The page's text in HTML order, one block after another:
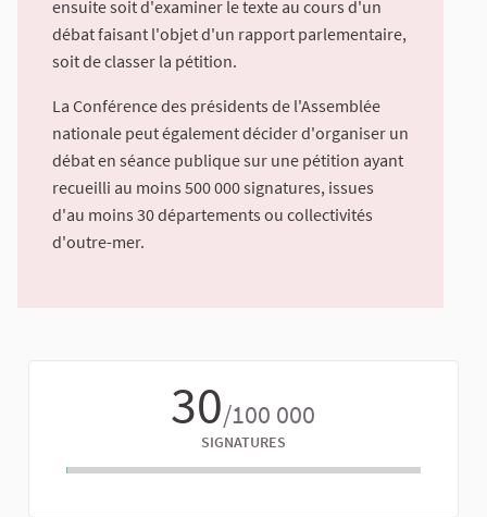
ensuite soit d'examiner le texte au cours d'un
débat faisant l'objet d'un rapport parlementaire,
soit de classer la pétition.
La Conférence des présidents de l'Assemblée
nationale peut également décider d'organiser un
débat en séance publique sur une pétition ayant
recueilli au moins 500 000 signatures, issues
d'au moins 30 départements ou collectivités
d'outre-mer.
30/100 000
SIGNATURES